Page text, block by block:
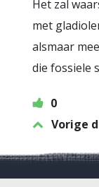
Het zal
met
alsmaar
die fossiele
0
Vorige